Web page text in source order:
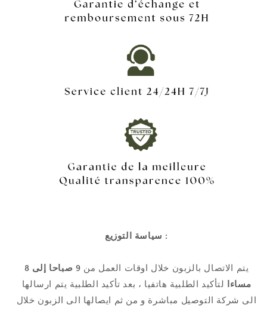
سياسة التوزيع :
يتم الاتصال بالزبون خلال اوقات العمل من
9 صباحا إلى 8
مساءا لتأكيد الطلبية هاتفيا ، بعد تأكيد الطلبية يتم ارسالها
الى شركة التوصيل مباشرة و من ثم ايصالها الى الزبون خلال